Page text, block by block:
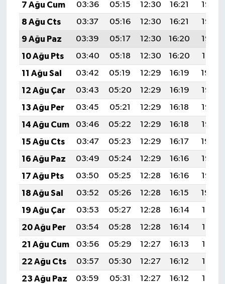
7 Ağu Cum
03:36 05:15 12:30 16:21
19:35
8 Ağu Cts
03:37 05:16 12:30 16:21
19:33
9 Ağu Paz
03:39 05:17 12:30 16:20
19:32
10 Ağu Pts
03:40 05:18 12:30 16:20
19:31
11 Ağu Sal
03:42 05:19 12:29 16:19
19:30
12 Ağu Çar
03:43 05:20 12:29 16:19
19:28
13 Ağu Per
03:45 05:21 12:29 16:18
19:27
14 Ağu Cum
03:46 05:22 12:29 16:18
19:26
15 Ağu Cts
03:47 05:23 12:29 16:17
19:24
16 Ağu Paz
03:49 05:24 12:29 16:16
19:23
17 Ağu Pts
03:50 05:25 12:28 16:16
19:22
18 Ağu Sal
03:52 05:26 12:28 16:15
19:20
19 Ağu Çar
03:53 05:27 12:28 16:14
19:19
20 Ağu Per
03:54 05:28 12:28 16:14
19:18
21 Ağu Cum
03:56 05:29 12:27 16:13
19:16
22 Ağu Cts
03:57 05:30 12:27 16:12
19:15
23 Ağu Paz
03:59 05:31 12:27 16:12
19:13